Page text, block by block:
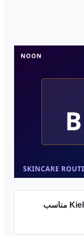
هل Kiehl's Ultra Facial Cream مناسب